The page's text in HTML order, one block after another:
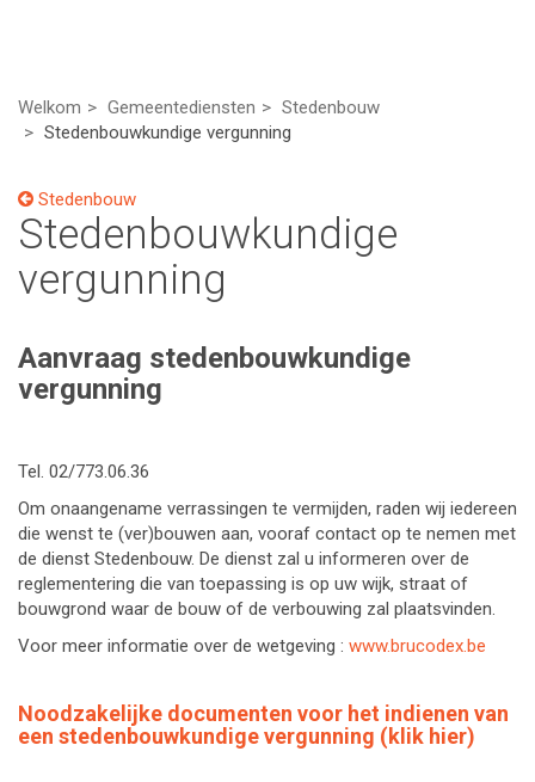
Welkom Gemeentediensten
Stedenbouw
Stedenbouwkundige vergunning
Stedenbouw
Stedenbouwkundige
vergunning
Aanvraag stedenbouwkundige
vergunning
Tel. 02/773.06.36
Om onaangename verrassingen te vermijden, raden wij iedereen
die wenst te (ver)bouwen aan, vooraf contact op te nemen met
de dienst Stedenbouw. De dienst zal u informeren over de
reglementering die van toepassing is op uw wijk, straat of
bouwgrond waar de bouw of de verbouwing zal plaatsvinden.
Voor meer informatie over de wetgeving : www.brucodex.be
Noodzakelijke documenten voor het indienen van
een stedenbouwkundige vergunning (klik hier)